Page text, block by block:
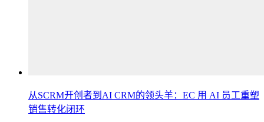
从SCRM开创者到AI CRM的领头羊：EC 用 AI 员工重塑
销售转化闭环